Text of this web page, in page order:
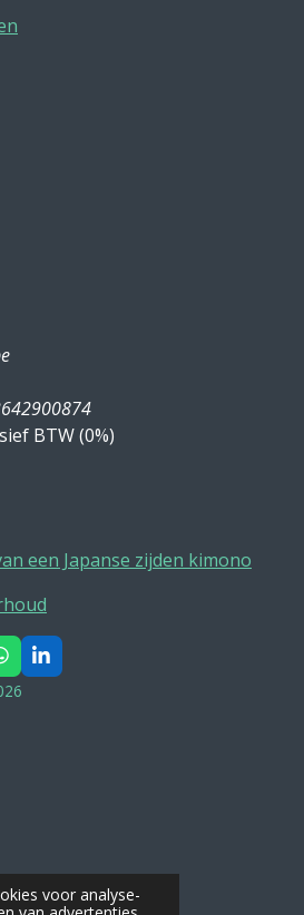
voor analyse-
BTW (0%)
een Japanse zijden kimono
L
i